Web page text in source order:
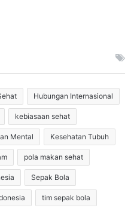
Hubungan Internasional
kebiasaan sehat
Mental Kesehatan Tubuh
pola makan sehat
Sepak Bola
tim sepak bola